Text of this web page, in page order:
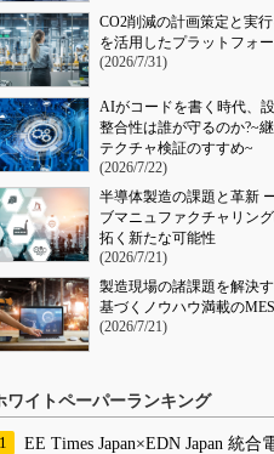
CO2削減の計画策定と実
を活用したプラットフォ
(2026/7/31)
AIがコードを書く時代、
整合性は誰が守るのか?~
テクチャ検証のすすめ~
(2026/7/22)
半導体製造の課題と革新
ブマニュファクチャリン
拓く新たな可能性
(2026/7/21)
製造現場の諸課題を解決
基づくノウハウ満載の
(2026/7/21)
ワイトペーパーランキング
EE Times Japan×EDN Japan 統合